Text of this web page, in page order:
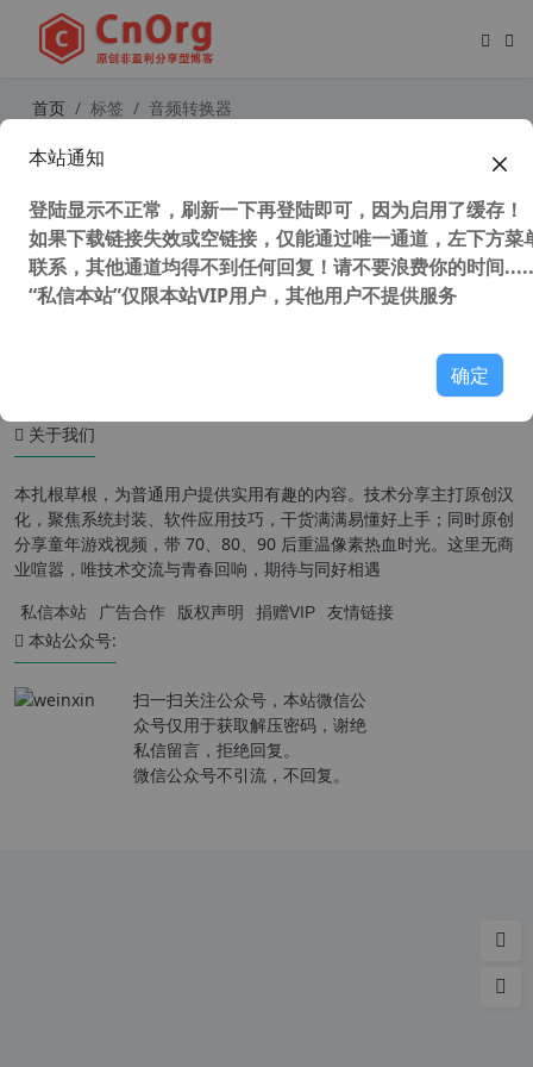
首页 标签 音频转换器
独家汉化 AVS Audio Converter v10.
式
关于我们
本扎根草根，为普通用户提供实用有趣的内容。技术分享主打原创汉
化，聚焦系统封装、软件应用技巧，干货满满易懂好上手；同时原创
分享童年游戏视频，带 70、80、90 后重温像素热血时光。这里无商
业喧嚣，唯技术交流与青春回响，期待与同好相遇
私信本站 广告合作 版权声明 捐赠VIP 友情链接
本站公众号:
扫一扫关注公众号，本站微信公
众号仅用于获取解压密码，谢绝
私信留言，拒绝回复。
微信公众号不引流，不回复。
本站通知
登陆显示不正常，刷新一下再登陆即可，因为启用了缓存！
如果下载链接失效或空链接，仅能通过唯一通道，左下方菜
联系，其他通道均得不到任何回复！请不要浪费你的时间
“私信本站”仅限本站VIP用户，其他用户不提供服务
确定